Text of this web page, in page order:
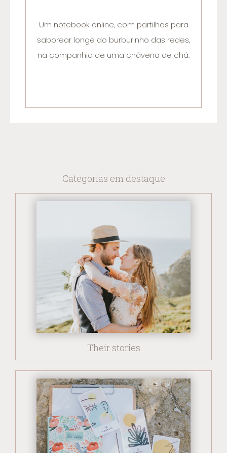
Um notebook online, com partilhas para
saborear longe do burburinho das redes,
na companhia de uma chávena de chá.
Categorias em destaque
Their stories